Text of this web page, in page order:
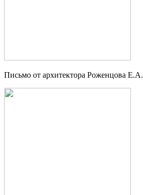
Письмо от архитектора Роженцова Е.А.